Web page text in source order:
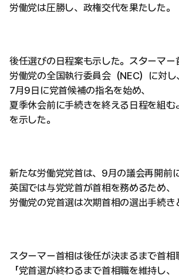
労働党は圧勝し、政権交代を果たした。
後任選びの日程案も示した。スターマー
労働党の全国執行委員会（NEC）に対し、
7月9日に党首候補の指名を始め、
夏季休会前に手続きを終える日程を組む
を示した。
新たな労働党党首は、9月の議会再開前
英国では与党党首が首相を務めるため、
労働党の党首選は次期首相の選出手続き
スターマー首相は後任が決まるまで首相
「党首選が終わるまで首相職を維持し、